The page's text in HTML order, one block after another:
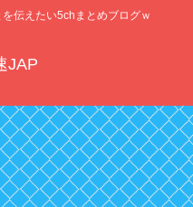
伝えたい5chまとめブログｗ
JAP